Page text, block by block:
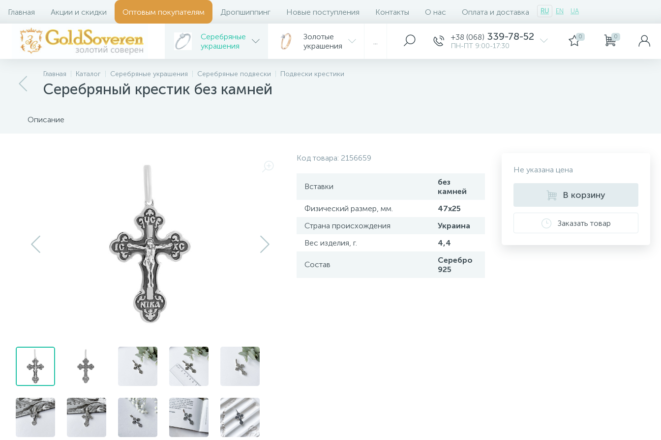
Главная Акции и скидки Оптовым покупателям Дропшиппинг Новые поступления Контакты О нас Оплата и доставка RU EN UA
Серебряные
украшения
Золотые
украшения
+38 (068) 339-78-52
ПН-ПТ 9:00-17:30
0 0
Главная Каталог Серебряные украшения Серебряные подвески Подвески крестики
Серебряный крестик без камней
Описание
Код товара: 2156659
Вставки
без
камней
Физический размер, мм.
47х25
Страна происхождения
Украина
Вес изделия, г.
4,4
Состав
Серебро
925
Не указана цена
В корзину
Заказать товар